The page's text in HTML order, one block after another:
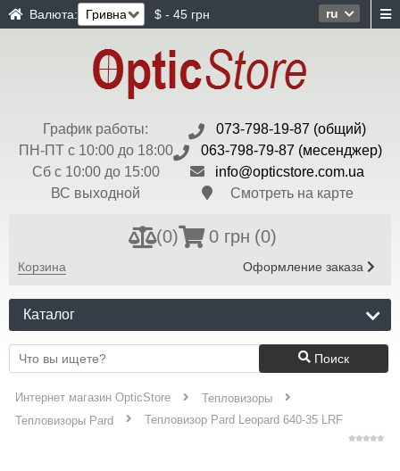
ru
Валюта: $ - 45 грн
График работы:
ПН-ПТ с 10:00 до 18:00
Сб с 10:00 до 15:00
ВС выходной
073-798-19-87 (общий)
063-798-79-87 (месенджер)
info@opticstore.com.ua
Смотреть на карте
(0) 0 грн (0)
Корзина Оформление заказа
Каталог
Поиск
Интернет магазин OpticStore
Тепловизоры
Тепловизоры Pard
Тепловизор Pard Leopard 640-35 LRF